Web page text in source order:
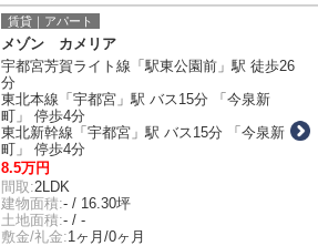
賃貸｜アパート
メゾン カメリア
宇都宮芳賀ライト線「駅東公園前」駅 徒歩26
分
東北本線「宇都宮」駅 バス15分 「今泉新
町」 停歩4分
東北新幹線「宇都宮」駅 バス15分 「今泉新
町」 停歩4分
8.5万円
間取:2LDK
建物面積:- / 16.30坪
土地面積:- / -
敷金/礼金:1ヶ月/0ヶ月